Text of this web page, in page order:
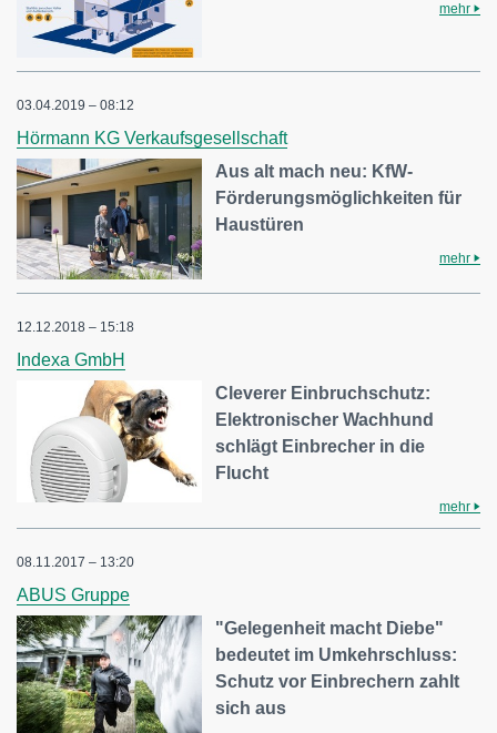
mehr
03.04.2019 – 08:12
Hörmann KG Verkaufsgesellschaft
Aus alt mach neu: KfW-
Förderungsmöglichkeiten für
Haustüren
mehr
12.12.2018 – 15:18
Indexa GmbH
Cleverer Einbruchschutz:
Elektronischer Wachhund
schlägt Einbrecher in die
Flucht
mehr
08.11.2017 – 13:20
ABUS Gruppe
"Gelegenheit macht Diebe"
bedeutet im Umkehrschluss:
Schutz vor Einbrechern zahlt
sich aus